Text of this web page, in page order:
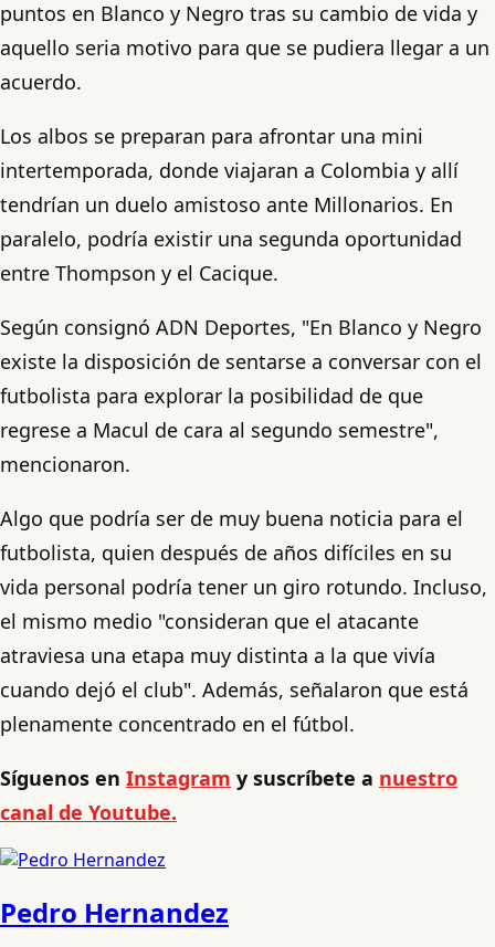
puntos en Blanco y Negro tras su cambio de vida y
aquello seria motivo para que se pudiera llegar a un
acuerdo.
Los albos se preparan para afrontar una mini
intertemporada, donde viajaran a Colombia y allí
tendrían un duelo amistoso ante Millonarios. En
paralelo, podría existir una segunda oportunidad
entre Thompson y el Cacique.
Según consignó ADN Deportes, "En Blanco y Negro
existe la disposición de sentarse a conversar con el
futbolista para explorar la posibilidad de que
regrese a Macul de cara al segundo semestre",
mencionaron.
Algo que podría ser de muy buena noticia para el
futbolista, quien después de años difíciles en su
vida personal podría tener un giro rotundo. Incluso,
el mismo medio "consideran que el atacante
atraviesa una etapa muy distinta a la que vivía
cuando dejó el club". Además, señalaron que está
plenamente concentrado en el fútbol.
Síguenos en Instagram y suscríbete a nuestro
canal de Youtube.
Pedro Hernandez